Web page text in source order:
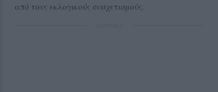
από τους εκλογικούς συσχετισμούς.